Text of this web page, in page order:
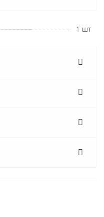
1 шт